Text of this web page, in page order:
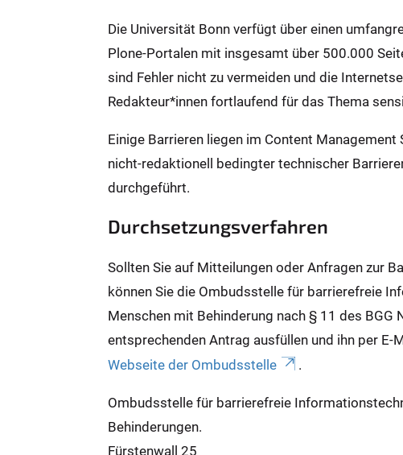
Die Universität Bonn verfügt über einen
Plone-Portalen mit insgesamt über 500.000
sind Fehler nicht zu vermeiden und die
Redakteur*innen fortlaufend für das Thema
Einige Barrieren liegen im Content
nicht-redaktionell bedingter technischer
durchgeführt.
Durchsetzungsverfahren
Sollten Sie auf Mitteilungen oder Anfragen zur
können Sie die Ombudsstelle für barrierefreie
Menschen mit Behinderung nach § 11 des BGG
entsprechenden Antrag ausfüllen und ihn per
Webseite der Ombudsstelle
.
Ombudsstelle für barrierefreie
Behinderungen.
Fürstenwall 25